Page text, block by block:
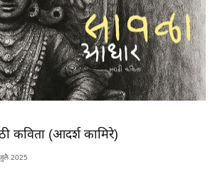
कविता (आदर्श कामिरे)
2025